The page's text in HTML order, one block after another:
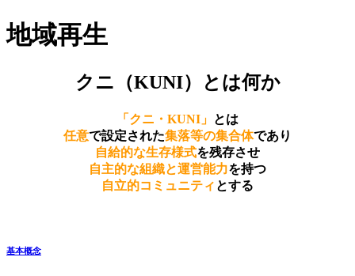
地域再生
クニ（KUNI）とは何か
「クニ・KUNI」 とは
任意で設定された集落等の集合体であり
自給的な生存様式を残存させ
自主的な組織と運営能力を持つ
自立的コミュニティ とする
基本概念